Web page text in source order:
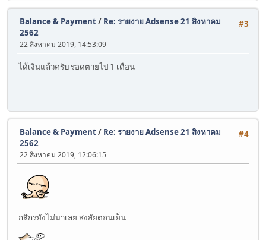
#3
Balance & Payment/ Re: รายงาย Adsense 21 สิงหาคม
2562
22 สิงหาคม 2019, 14:53:09
ได้เงินแล้วครับ รอดตายไป 1 เดือน
#4
Balance & Payment/ Re: รายงาย Adsense 21 สิงหาคม
2562
22 สิงหาคม 2019, 12:06:15
กสิกรยังไม่มาเลย สงสัยตอนเย็น